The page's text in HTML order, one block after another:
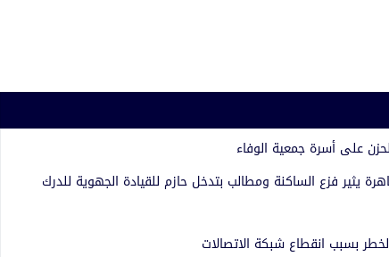
على أسرة جمعية الوفاء
يثير فزع الساكنة ومطالب بتدخل حازم للقيادة الجهوية للدرك
بسبب انقطاع شبكة الاتصالات